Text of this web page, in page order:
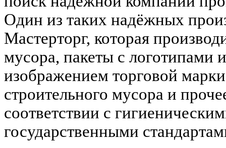
Один из таких надёжных
Мастерторг, которая
мусора, пакеты с логотипами
изображением торговой
строительного мусора и
соответствии с
государственными